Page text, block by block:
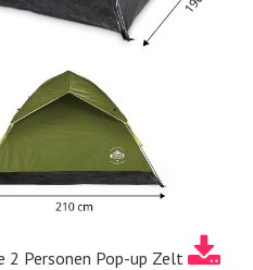
2 Personen Pop-up Zelt